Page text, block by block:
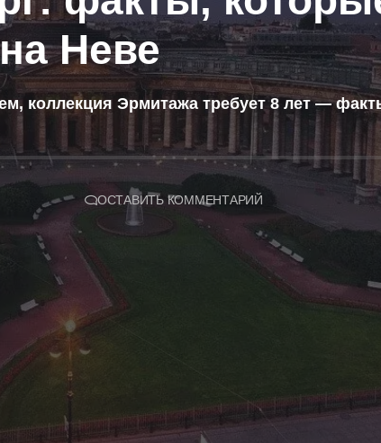
Неве
коллекция Эрмитажа требует 8 лет —
ОСТАВИТЬ КОММЕНТАРИЙ